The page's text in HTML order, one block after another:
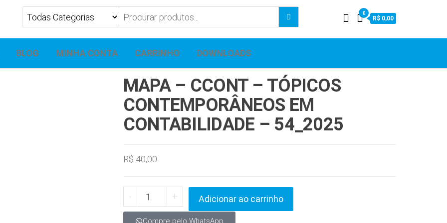
0
R$ 0,00
BLOG MINHA CONTA CARRINHO DOWNLOADS
MAPA – CCONT – TÓPICOS
CONTEMPORÂNEOS EM
CONTABILIDADE – 54_2025
R$ 40,00
- + Adicionar ao carrinho
Compre pelo WhatsApp